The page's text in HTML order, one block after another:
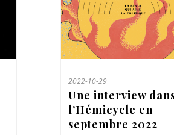
2022-10-29
Une interview
l’Hémicycle en
septembre 2022